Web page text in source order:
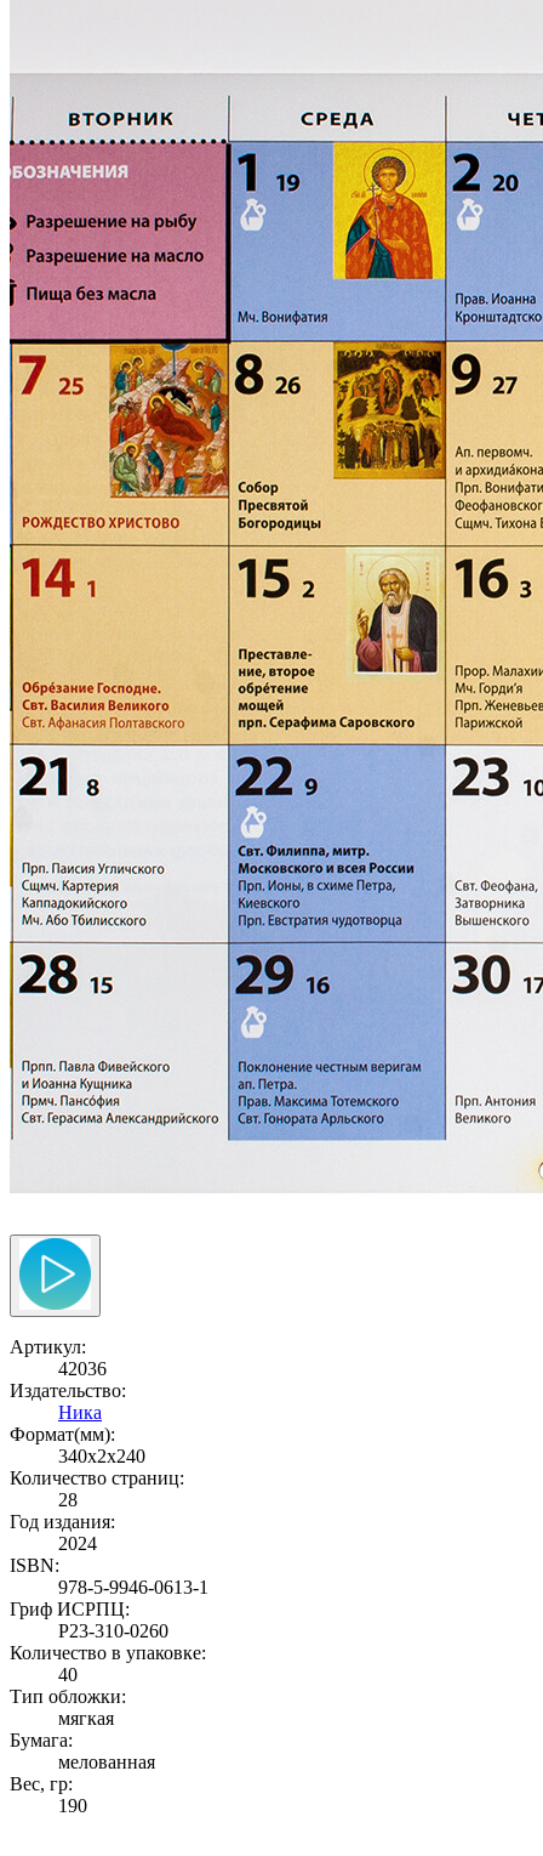
Артикул:
42036
Издательство:
Ника
Формат(мм):
340x2x240
Количество страниц:
28
Год издания:
2024
ISBN:
978-5-9946-0613-1
Гриф ИСРПЦ:
Р23-310-0260
Количество в упаковке:
40
Тип обложки:
мягкая
Бумага:
мелованная
Вес, гр:
190